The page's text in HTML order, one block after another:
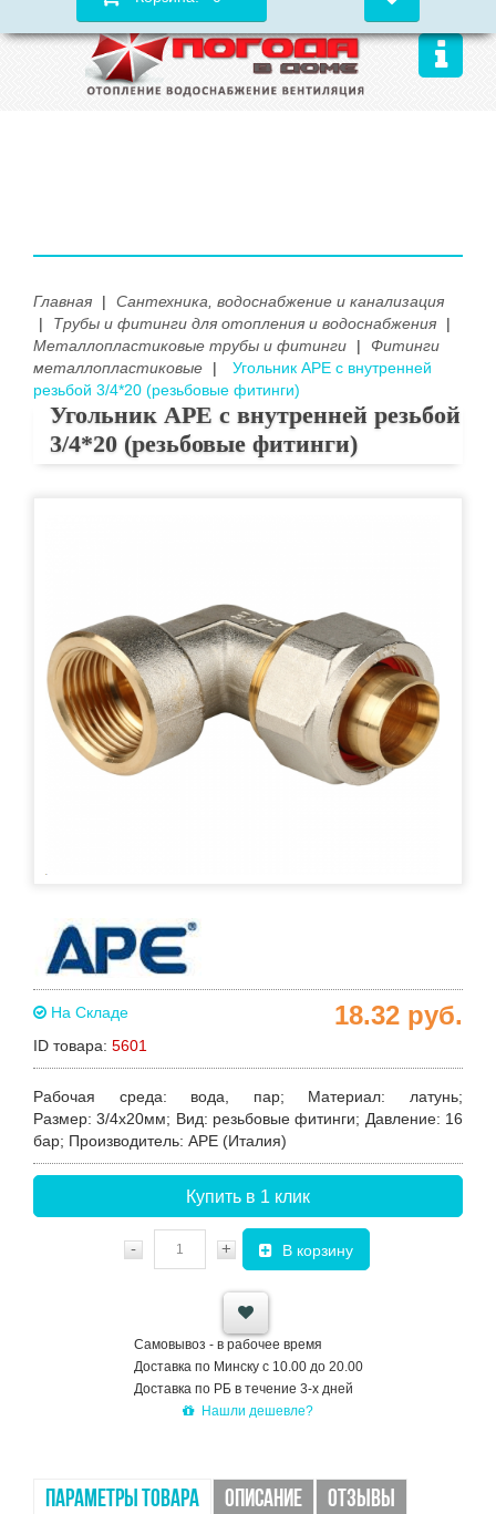
Главная |
Сантехника, водоснабжение и канализация
|
Трубы и фитинги для отопления и водоснабжения
|
Металлопластиковые трубы и фитинги
|
Фитинги
металлопластиковые
|
Угольник APE с внутренней
резьбой 3/4*20 (резьбовые фитинги)
Угольник APE с внутренней резьбой
3/4*20 (резьбовые фитинги)
На Складе
ID товара: 5601
18.32 руб.
Рабочая среда: вода, пар; Материал: латунь;
Размер: 3/4х20мм; Вид: резьбовые фитинги; Давление: 16
бар; Производитель: APE (Италия)
Купить в 1 клик
- + В корзину
Самовывоз - в рабочее время
Доставка по Минску с 10.00 до 20.00
Доставка по РБ в течение 3-х дней
Нашли дешевле?
ПАРАМЕТРЫ ТОВАРА ОПИСАНИЕ ОТЗЫВЫ